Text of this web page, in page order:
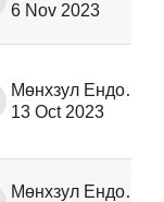
6 Nov 2023
Мөнхзул Ёндонжамц
13 Oct 2023
Мөнхзул Ёндонжамц